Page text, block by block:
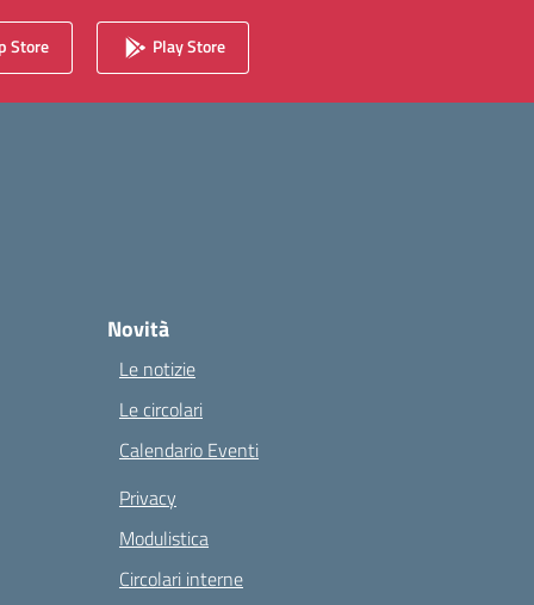
Store Play Store
Novità
Le notizie
Le circolari
Calendario Eventi
Privacy
Modulistica
Circolari interne